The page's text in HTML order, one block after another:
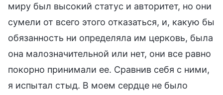
миру был высокий статус и авторитет, но они
сумели от всего этого отказаться, и, какую бы
обязанность ни определяла им церковь, была
она малозначительной или нет, они все равно
покорно принимали ее. Сравнив себя с ними,
я испытал стыд. В моем сердце не было